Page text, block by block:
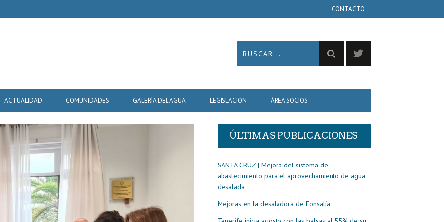
CONTACTO
ACTUALIDAD COMUNIDADES GALERÍA DEL AGUA LEGISLACIÓN ÁREA SOCIOS
ÚLTIMAS PUBLICACIONES
SANTA CRUZ | Mejora del sistema de
abastecimiento para el aprovechamiento de agua
desalada
Mejoras en la desaladora de Fonsalía